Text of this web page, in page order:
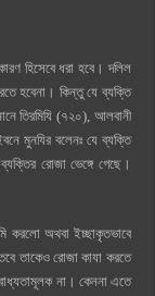
হিসেবে ধরা হবে। দলিল
হবেনা। কিন্তু যে ব্যক্তি
তিরমিযি (৭২০), আলবানী
মুনযির বলেনঃ যে ব্যক্তি
রোজা ভেঙ্গে গেছে।
করলো অথবা ইচ্ছাকৃতভাবে
তাকেও রোজা কাযা করতে
না। কেননা এতে